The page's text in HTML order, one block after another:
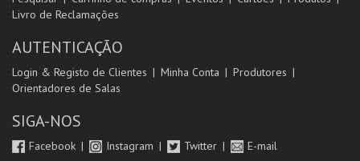
Livro de Reclamações
AUTENTICAÇÃO
Login & Registo de Clientes Minha Conta
Produtores
Orientadores de Salas
SIGA-NOS
Facebook Instagram Twitter E-mail